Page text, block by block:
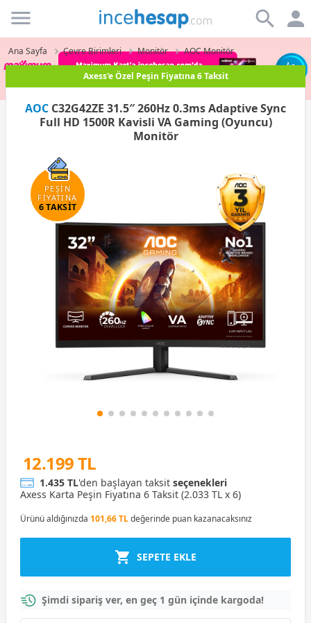
Incehesap
Ana Sayfa Çevre Birimleri Monitör AOC Monitör
Paraf Karta Peşin Fiyatına 3 Taksit
AOC C32G42ZE 31.5″ 260Hz 0.3ms Adaptive Sync
Full HD 1500R Kavisli VA Gaming (Oyuncu)
Monitör
PEŞİN
FİYATINA
6 TAKSİT
12.199 TL
1.435 TL'den başlayan taksit seçenekleri
Axess Karta Peşin Fiyatına 6 Taksit (2.033 TL x 6)
Ürünü aldığınızda 101,66 TLdeğerinde puan kazanacaksınız
SEPETE EKLE
Şimdi sipariş ver, en geç 1 gün içinde kargoda!